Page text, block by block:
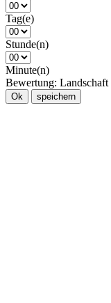
Tag(e)
Stunde(n)
Minute(n)
Bewertung: Landschaft
Ok speichern